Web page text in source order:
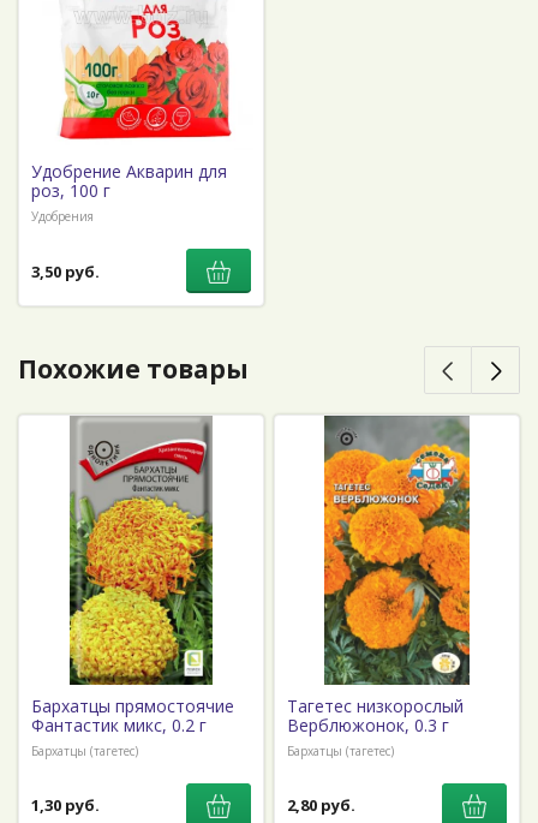
Удобрение Акварин для
роз, 100 г
Удобрения
3,50 руб.
Похожие товары
Бархатцы прямостоячие
Фантастик микс, 0.2 г
Бархатцы (тагетес)
1,30 руб.
Тагетес низкорослый
Верблюжонок, 0.3 г
Бархатцы (тагетес)
2,80 руб.